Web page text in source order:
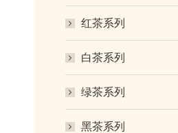
红茶系列
白茶系列
绿茶系列
黑茶系列